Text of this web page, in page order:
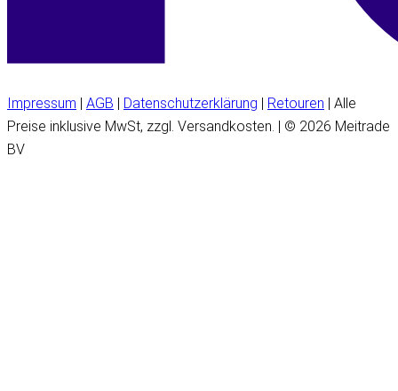
Impressum AGB Datenschutzerklärung Retouren | Alle
Preise inklusive MwSt, zzgl. Versandkosten. | © 2026 Meitrade
BV